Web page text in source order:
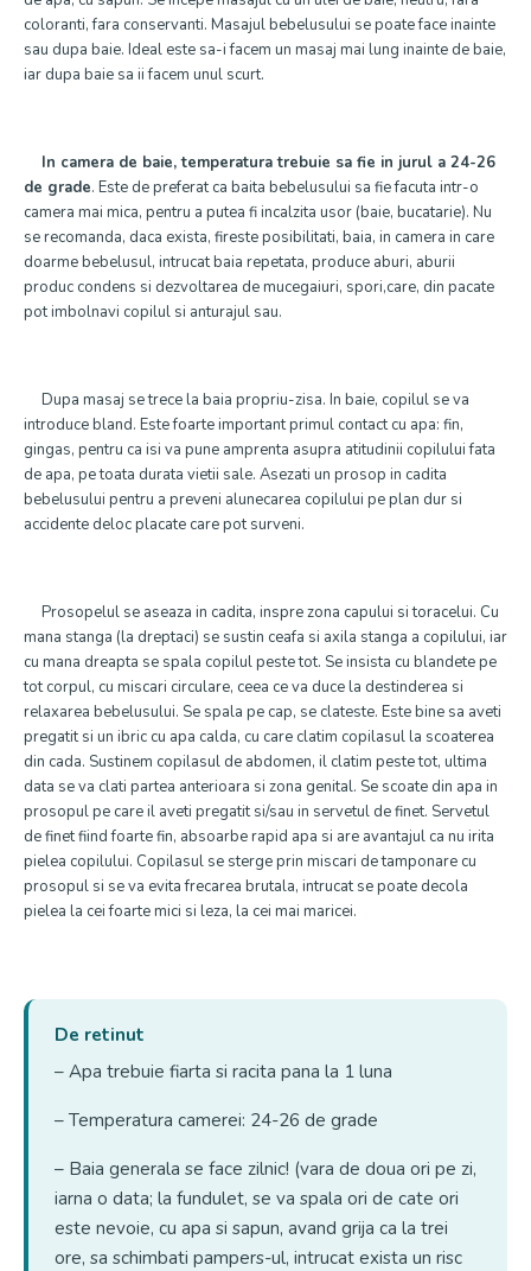
coloranti, fara conservanti. Masajul bebelusului se poate face inainte
sau dupa baie. Ideal este sa-i facem un masaj mai lung inainte de baie,
iar dupa baie sa ii facem unul scurt.
In camera de baie, temperatura trebuie sa fie in jurul a 24-26
de grade. Este de preferat ca baita bebelusului sa fie facuta intr-o
camera mai mica, pentru a putea fi incalzita usor (baie, bucatarie). Nu
se recomanda, daca exista, fireste posibilitati, baia, in camera in care
doarme bebelusul, intrucat baia repetata, produce aburi, aburii
produc condens si dezvoltarea de mucegaiuri, spori,care, din pacate
pot imbolnavi copilul si anturajul sau.
Dupa masaj se trece la baia propriu-zisa. In baie, copilul se va
introduce bland. Este foarte important primul contact cu apa: fin,
gingas, pentru ca isi va pune amprenta asupra atitudinii copilului fata
de apa, pe toata durata vietii sale. Asezati un prosop in cadita
bebelusului pentru a preveni alunecarea copilului pe plan dur si
accidente deloc placate care pot surveni.
Prosopelul se aseaza in cadita, inspre zona capului si toracelui. Cu
mana stanga (la dreptaci) se sustin ceafa si axila stanga a copilului, iar
cu mana dreapta se spala copilul peste tot. Se insista cu blandete pe
tot corpul, cu miscari circulare, ceea ce va duce la destinderea si
relaxarea bebelusului. Se spala pe cap, se clateste. Este bine sa aveti
pregatit si un ibric cu apa calda, cu care clatim copilasul la scoaterea
din cada. Sustinem copilasul de abdomen, il clatim peste tot, ultima
data se va clati partea anterioara si zona genital. Se scoate din apa in
prosopul pe care il aveti pregatit si/sau in servetul de finet. Servetul
de finet fiind foarte fin, absoarbe rapid apa si are avantajul ca nu irita
pielea copilului. Copilasul se sterge prin miscari de tamponare cu
prosopul si se va evita frecarea brutala, intrucat se poate decola
pielea la cei foarte mici si leza, la cei mai maricei.
De retinut
– Apa trebuie fiarta si racita pana la 1 luna
– Temperatura camerei: 24-26 de grade
– Baia generala se face zilnic! (vara de doua ori pe zi,
iarna o data; la fundulet, se va spala ori de cate ori
este nevoie, cu apa si sapun, avand grija ca la trei
ore, sa schimbati pampers-ul, intrucat exista un risc